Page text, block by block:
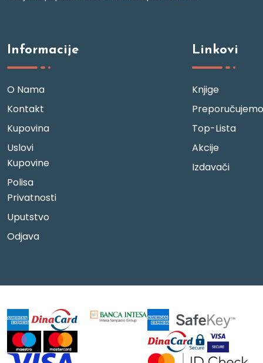
Informacije
O Nama
Kontakt
Kupovina
Uslovi
Kupovine
Polisa
Privatnosti
Uputstvo
Odjava
Linkovi
Knjige
Preporučujemo
Top-Lista
Akcije
Izdavači